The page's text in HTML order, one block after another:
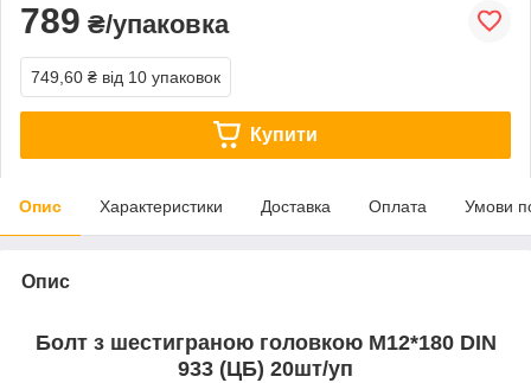
789 ₴/упаковка
749,60 ₴ від 10 упаковок
Купити
Опис Характеристики Доставка Оплата Умови
Опис
Болт з шестиграною головкою M12*180DIN
933 (ЦБ) 20шт/уп